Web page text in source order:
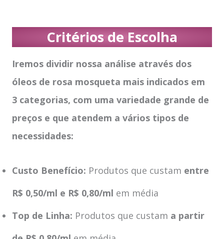
Critérios de Escolha
Iremos dividir nossa análise através dos
óleos de rosa mosqueta mais indicados em
3 categorias, com uma variedade grande de
preços e que atendem a vários tipos de
necessidades:
Custo Benefício: Produtos que custam entre
R$ 0,50/ml e R$ 0,80/ml em média
Top de Linha: Produtos que custam a partir